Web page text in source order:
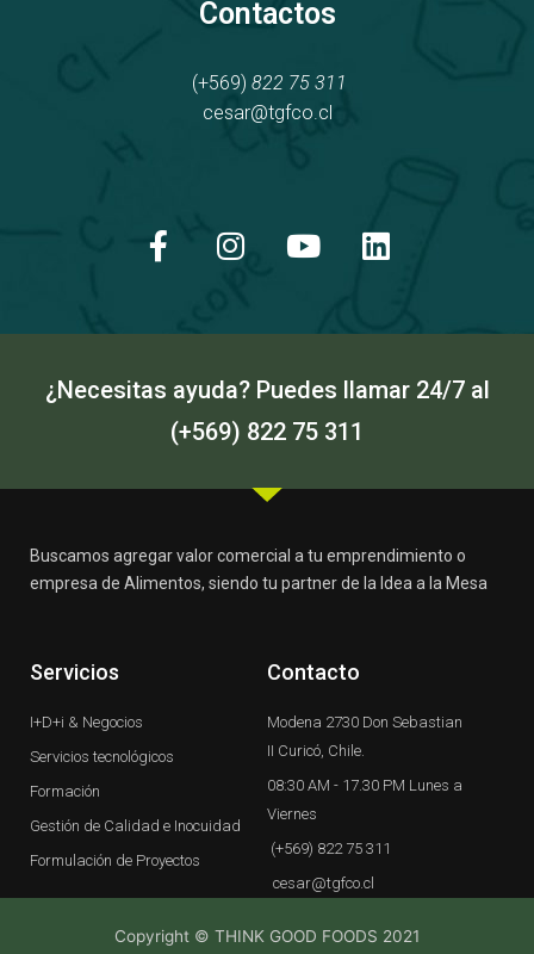
Contactos
(+569) 822 75 311
cesar@tgfco.cl
c
e
o
k
s
t
g
a
m
u
t
b
n
k
d
n
¿Necesitas ayuda? Puedes llamar 24/7 al
(+569) 822 75 311
Buscamos agregar valor comercial a tu emprendimiento o
empresa de Alimentos, siendo tu partner de la Idea a la Mesa
Servicios
I+D+i & Negocios
Servicios tecnológicos
Formación
Gestión de Calidad e Inocuidad
Formulación de Proyectos
Contacto
Modena 2730 Don Sebastian
II Curicó, Chile.
08:30 AM - 17.30 PM Lunes a
Viernes
(+569) 822 75 311
cesar@tgfco.cl
Copyright © THINK GOOD FOODS 2021